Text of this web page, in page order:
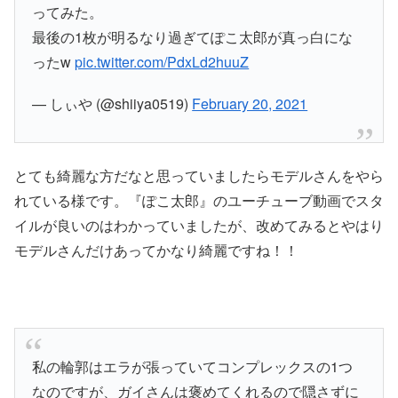
ってみた。
最後の1枚が明るなり過ぎてぽこ太郎が真っ白にな
ったwpic.twitter.com/PdxLd2huuZ
— しぃや (@shiiya0519) February 20, 2021
とても綺麗な方だなと思っていましたらモデルさんをやら
れている様です。『ぽこ太郎』のユーチューブ動画でスタ
イルが良いのはわかっていましたが、改めてみるとやはり
モデルさんだけあってかなり綺麗ですね！！
私の輪郭はエラが張っていてコンプレックスの1つ
なのですが、ガイさんは褒めてくれるので隠さずに